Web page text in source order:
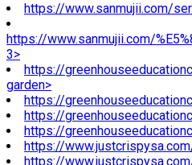
https://www.sanmujii.com/
https://www.sanmujii.com/
3>
https://
garden>
https://
https://
https://
https://
https://